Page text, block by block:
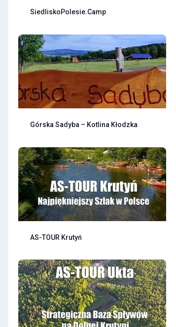
SiedliskoPolesie.Camp
Górska Sadyba – Kotlina Kłodzka
AS-TOUR Krutyń